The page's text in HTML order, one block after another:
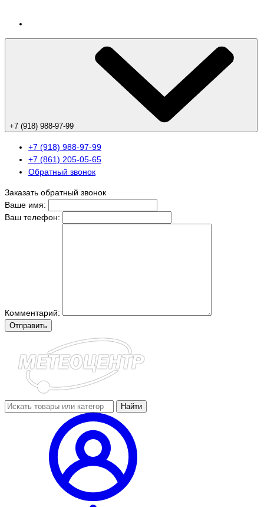
+7 (918) 988-97-99
+7 (918) 988-97-99
+7 (861) 205-05-65
Обратный звонок
Заказать обратный звонок
Ваше имя:
Ваш телефон:
Комментарий:
Отправить
Найти